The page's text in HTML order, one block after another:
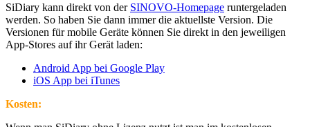
SiDiary kann direkt von der SINOVO-Homepage runtergeladen
werden. So haben Sie dann immer die aktuellste Version. Die
Versionen für mobile Geräte können Sie direkt in den jeweiligen
App-Stores auf ihr Gerät laden:
Android App bei Google Play
iOS App bei iTunes
Kosten: